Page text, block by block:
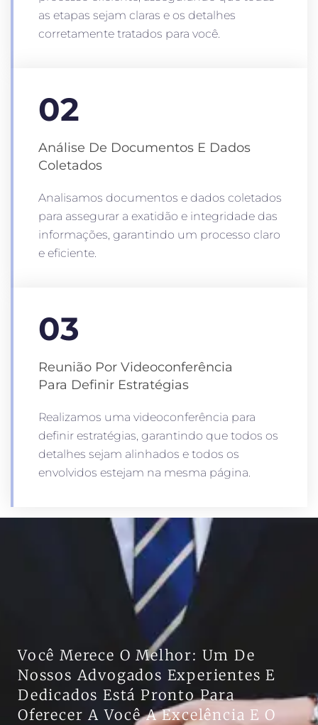
as etapas sejam claras e os detalhes
corretamente tratados para você.
02
Análise De Documentos E Dados
Coletados
Analisamos documentos e dados coletados
para assegurar a exatidão e integridade das
informações, garantindo um processo claro
e eficiente.
03
Reunião Por Videoconferência
Para Definir Estratégias
Realizamos uma videoconferência para
definir estratégias, garantindo que todos os
detalhes sejam alinhados e todos os
envolvidos estejam na mesma página.
Você Merece O Melhor: Um De
Nossos Advogados Experientes E
Dedicados Está Pronto Para
Oferecer A Você A Excelência E O